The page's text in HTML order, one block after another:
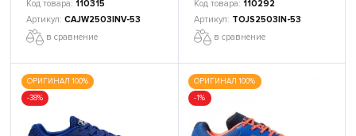
110315
CAJW2503INV-53
в сравнение
110292
TOJS2503IN-53
в сравнение
ОРИГИНАЛ 100%
-38%
ОРИГИНАЛ 100%
-1%